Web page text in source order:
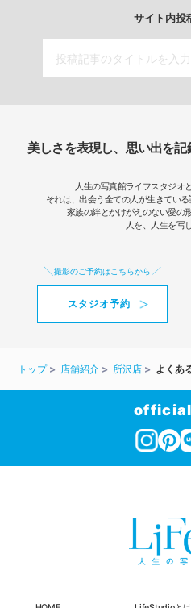
サイト内投
美しさを表現し、思い出を
人生の写真館ライフスタジオ
それは、出会う全ての人が生きてい
家族の絆とかけがえのない愛の
人を、人生を写
撮影のご予約はこちらから
スタジオ予約
トップ 店舗紹介 所沢店 よくあ